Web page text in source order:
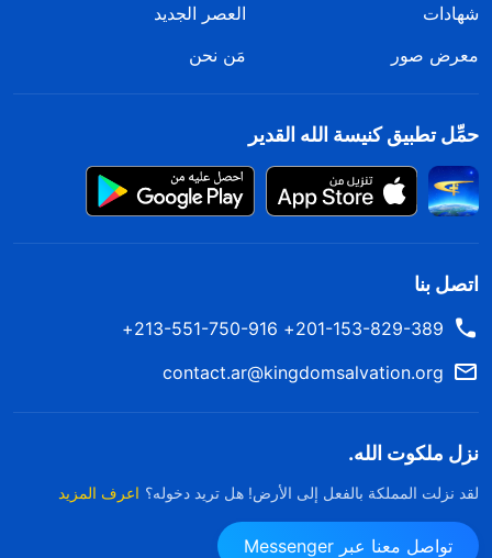
شهادات
العصر الجديد
معرض صور
مَن نحن
حمِّل تطبيق كنيسة الله القدير
اتصل بنا
201-153-829-389+ 213-551-750-916+
contact.ar@kingdomsalvation.org
نزل ملكوت الله.
لقد نزلت المملكة بالفعل إلى الأرض! هل تريد دخوله؟ اعرف المزيد
تواصل معنا عبر Messenger